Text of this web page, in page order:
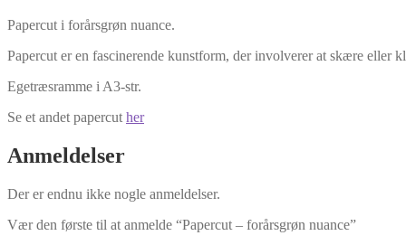
Papercut i forårsgrøn nuance.
Papercut eren fascinerende kunstform, derinvolvereratskære eller
Egetræsramme i A3-str.
Se et andet papercuther
Anmeldelser
Der er endnu ikke nogle anmeldelser.
Vær den første til at anmelde “Papercut – forårsgrøn nuance”